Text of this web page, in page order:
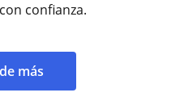
confianza.
más